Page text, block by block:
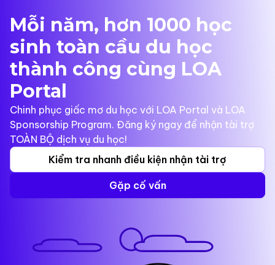
Mỗi năm, hơn 1000 học
sinh toàn cầu du học
thành công cùng LOA
Portal
Chinh phục giấc mơ du học với LOA Portal và LOA
Sponsorship Program. Đăng ký ngay để nhận tài trợ
TOÀN BỘ dịch vụ du học!
Kiểm tra nhanh điều kiện nhận tài trợ
Gặp cố vấn